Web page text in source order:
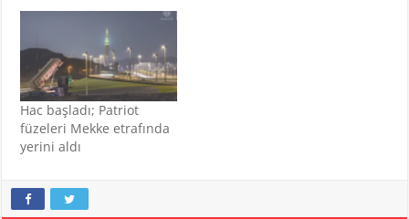
Hac başladı; Patriot
füzeleri Mekke etrafında
yerini aldı